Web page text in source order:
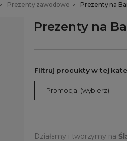
Prezenty zawodowe Prezenty na
Prezenty na
Promocja: (wybierz)
Działamy i tworzymy na